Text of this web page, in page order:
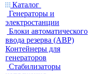
Каталог
Генераторы и
электростанции
Блоки автоматического
ввода резерва (АВР)
Контейнеры для
генераторов
Стабилизаторы